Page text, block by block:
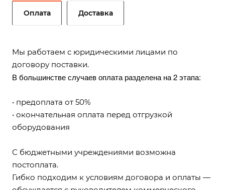
Оплата Доставка
Мы работаем с юридическими лицами по
договору поставки.
В большинстве случаев оплата разделена на 2 этапа:
• предоплата от 50%
• окончательная оплата перед отгрузкой
оборудования
С бюджетными учреждениями возможна
постоплата.
Гибко подходим к условиям договора и оплаты —